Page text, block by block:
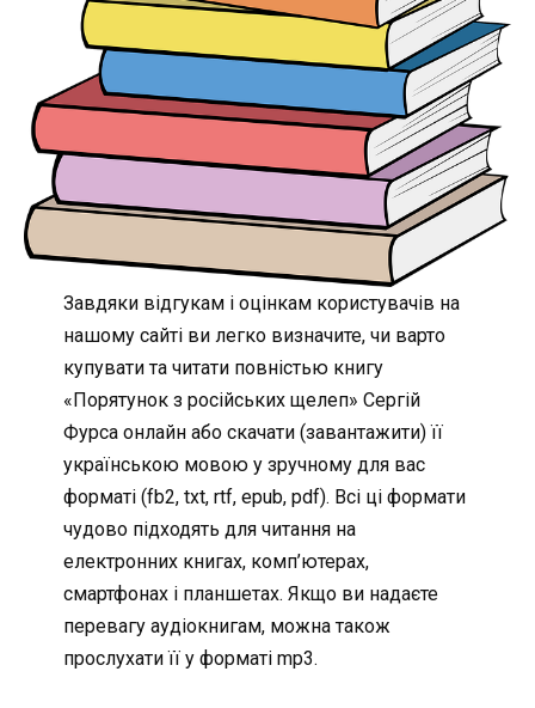
Завдяки відгукам і оцінкам користувачів на
нашому сайті ви легко визначите, чи варто
купувати та читати повністью книгу
«Порятунок з російських щелеп» Сергій
Фурса онлайн або скачати (завантажити) її
українською мовою у зручному для вас
форматі (fb2, txt, rtf, epub, pdf). Всі ці формати
чудово підходять для читання на
електронних книгах, комп’ютерах,
смартфонах і планшетах. Якщо ви надаєте
перевагу аудіокнигам, можна також
прослухати її у форматі mp3.